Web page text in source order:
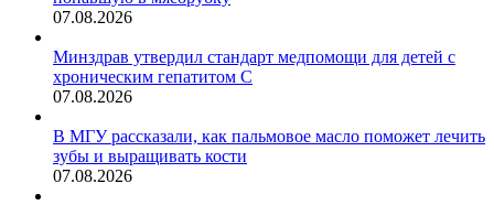
07.08.2026
Минздрав утвердил стандарт медпомощи для детей с
хроническим гепатитом С
07.08.2026
В МГУ рассказали, как пальмовое масло поможет лечить
зубы и выращивать кости
07.08.2026